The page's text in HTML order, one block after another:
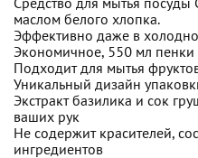
Средство для мытья посуды
маслом белого хлопка.
Эффективно даже в
Экономичное, 550 мл пенки
Подходит для мытья
Уникальный дизайн
Экстракт базилика и сок
ваших рук
Не содержит красителей,
ингредиентов